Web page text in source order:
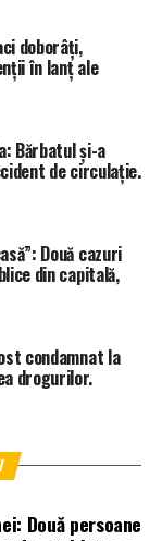
doborâți,
în lanț ale
Bărbatul și-a
de circulație.
Două cazuri
din capitală,
condamnat la
drogurilor.
Două persoane